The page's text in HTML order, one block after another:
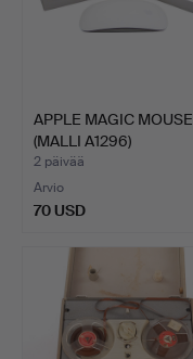
APPLE MAGIC MOUSE
(MALLI A1296)
ALKUPERÄIS…
2 päivää
Arvio
70 USD